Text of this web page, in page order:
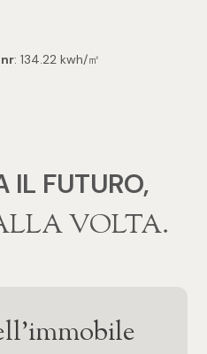
: 134.22 kwh/㎡
IL FUTURO,
VOLTA.